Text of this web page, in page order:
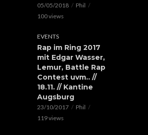
05/05/2018
Phil
100 views
EVENTS
Rap im Ring 2017
mit Edgar Wasser,
Lemur, Battle Rap
Contest uvm.. //
18.11. // Kantine
Augsburg
23/10/2017
Phil
119 views